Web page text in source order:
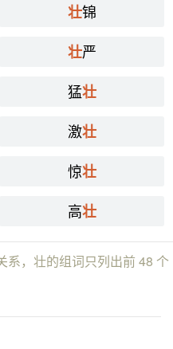
壮锦
壮严
猛壮
激壮
惊壮
高壮
系，壮的组词只列出前 48 个